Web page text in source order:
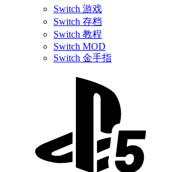
Switch 游戏
Switch 存档
Switch 教程
Switch MOD
Switch 金手指